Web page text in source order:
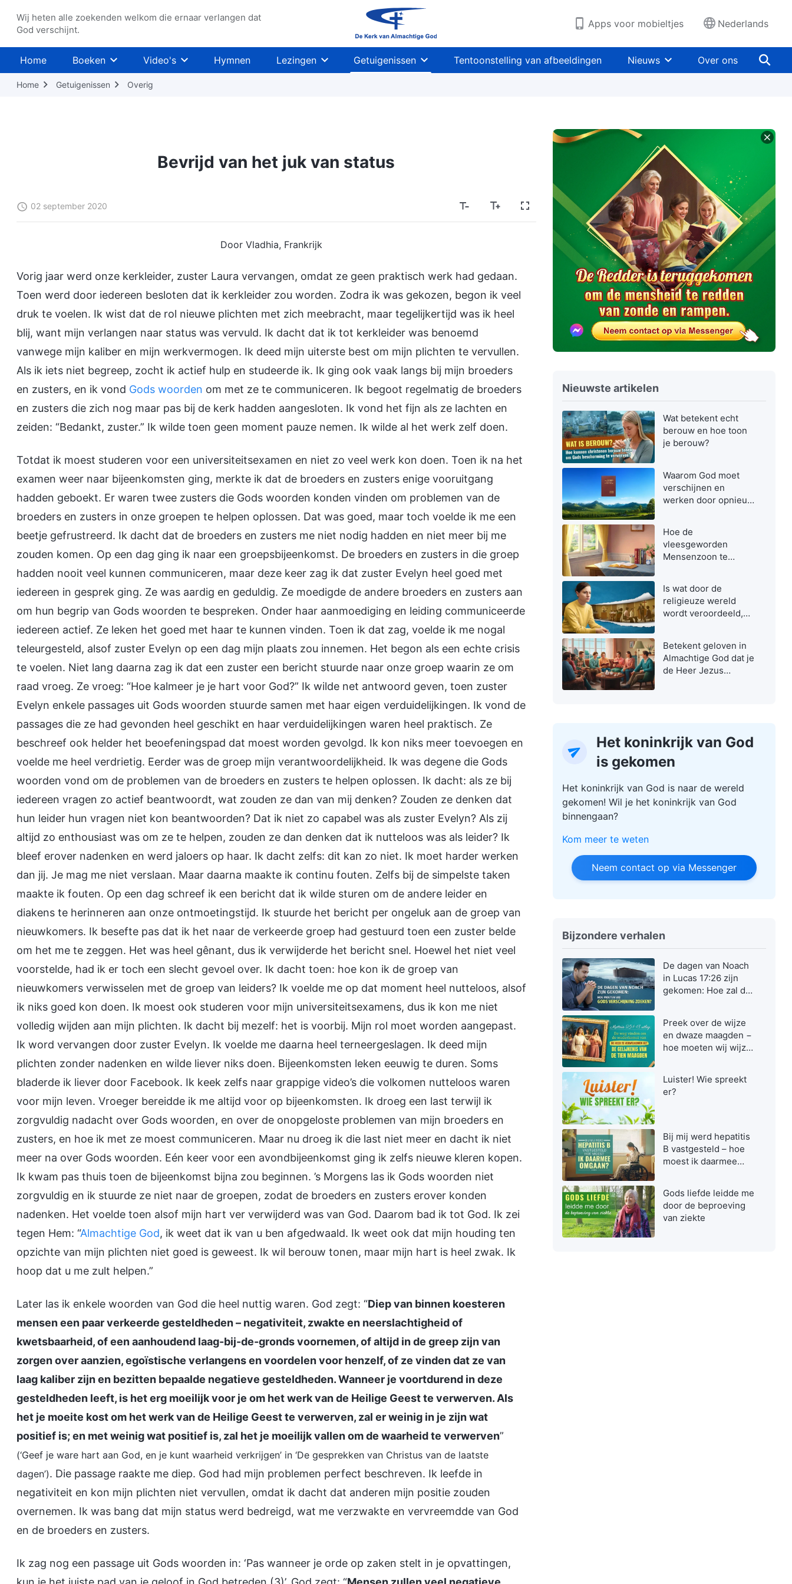
Wij heten alle zoekenden welkom die ernaar verlangen dat
God verschijnt.
Apps voor mobieltjes Nederlands
Home Boeken Video's Hymnen Lezingen Getuigenissen Tentoonstelling van afbeeldingen Nieuws Over ons
Home Getuigenissen Overig
Bevrijd van het juk van status
02 september 2020
Door Vladhia, Frankrijk
Vorig jaar werd onze kerkleider, zuster Laura vervangen, omdat ze geen praktisch werk had gedaan.
Toen werd door iedereen besloten dat ik kerkleider zou worden. Zodra ik was gekozen, begon ik veel
druk te voelen. Ik wist dat de rol nieuwe plichten met zich meebracht, maar tegelijkertijd was ik heel
blij, want mijn verlangen naar status was vervuld. Ik dacht dat ik tot kerkleider was benoemd
vanwege mijn kaliber en mijn werkvermogen. Ik deed mijn uiterste best om mijn plichten te vervullen.
Als ik iets niet begreep, zocht ik actief hulp en studeerde ik. Ik ging ook vaak langs bij mijn broeders
en zusters, en ik vond Gods woorden om met ze te communiceren. Ik begoot regelmatig de broeders
en zusters die zich nog maar pas bij de kerk hadden aangesloten. Ik vond het fijn als ze lachten en
zeiden: “Bedankt, zuster.” Ik wilde toen geen moment pauze nemen. Ik wilde al het werk zelf doen.
Totdat ik moest studeren voor een universiteitsexamen en niet zo veel werk kon doen. Toen ik na het
examen weer naar bijeenkomsten ging, merkte ik dat de broeders en zusters enige vooruitgang
hadden geboekt. Er waren twee zusters die Gods woorden konden vinden om problemen van de
broeders en zusters in onze groepen te helpen oplossen. Dat was goed, maar toch voelde ik me een
beetje gefrustreerd. Ik dacht dat de broeders en zusters me niet nodig hadden en niet meer bij me
zouden komen. Op een dag ging ik naar een groepsbijeenkomst. De broeders en zusters in die groep
hadden nooit veel kunnen communiceren, maar deze keer zag ik dat zuster Evelyn heel goed met
iedereen in gesprek ging. Ze was aardig en geduldig. Ze moedigde de andere broeders en zusters aan
om hun begrip van Gods woorden te bespreken. Onder haar aanmoediging en leiding communiceerde
iedereen actief. Ze leken het goed met haar te kunnen vinden. Toen ik dat zag, voelde ik me nogal
teleurgesteld, alsof zuster Evelyn op een dag mijn plaats zou innemen. Het begon als een echte crisis
te voelen. Niet lang daarna zag ik dat een zuster een bericht stuurde naar onze groep waarin ze om
raad vroeg. Ze vroeg: “Hoe kalmeer je je hart voor God?” Ik wilde net antwoord geven, toen zuster
Evelyn enkele passages uit Gods woorden stuurde samen met haar eigen verduidelijkingen. Ik vond de
passages die ze had gevonden heel geschikt en haar verduidelijkingen waren heel praktisch. Ze
beschreef ook helder het beoefeningspad dat moest worden gevolgd. Ik kon niks meer toevoegen en
voelde me heel verdrietig. Eerder was de groep mijn verantwoordelijkheid. Ik was degene die Gods
woorden vond om de problemen van de broeders en zusters te helpen oplossen. Ik dacht: als ze bij
iedereen vragen zo actief beantwoordt, wat zouden ze dan van mij denken? Zouden ze denken dat
hun leider hun vragen niet kon beantwoorden? Dat ik niet zo capabel was als zuster Evelyn? Als zij
altijd zo enthousiast was om ze te helpen, zouden ze dan denken dat ik nutteloos was als leider? Ik
bleef erover nadenken en werd jaloers op haar. Ik dacht zelfs: dit kan zo niet. Ik moet harder werken
dan jij. Je mag me niet verslaan. Maar daarna maakte ik continu fouten. Zelfs bij de simpelste taken
maakte ik fouten. Op een dag schreef ik een bericht dat ik wilde sturen om de andere leider en
diakens te herinneren aan onze ontmoetingstijd. Ik stuurde het bericht per ongeluk aan de groep van
nieuwkomers. Ik besefte pas dat ik het naar de verkeerde groep had gestuurd toen een zuster belde
om het me te zeggen. Het was heel gênant, dus ik verwijderde het bericht snel. Hoewel het niet veel
voorstelde, had ik er toch een slecht gevoel over. Ik dacht toen: hoe kon ik de groep van
nieuwkomers verwisselen met de groep van leiders? Ik voelde me op dat moment heel nutteloos, alsof
ik niks goed kon doen. Ik moest ook studeren voor mijn universiteitsexamens, dus ik kon me niet
volledig wijden aan mijn plichten. Ik dacht bij mezelf: het is voorbij. Mijn rol moet worden aangepast.
Ik word vervangen door zuster Evelyn. Ik voelde me daarna heel terneergeslagen. Ik deed mijn
plichten zonder nadenken en wilde liever niks doen. Bijeenkomsten leken eeuwig te duren. Soms
bladerde ik liever door Facebook. Ik keek zelfs naar grappige video’s die volkomen nutteloos waren
voor mijn leven. Vroeger bereidde ik me altijd voor op bijeenkomsten. Ik droeg een last terwijl ik
zorgvuldig nadacht over Gods woorden, en over de onopgeloste problemen van mijn broeders en
zusters, en hoe ik met ze moest communiceren. Maar nu droeg ik die last niet meer en dacht ik niet
meer na over Gods woorden. Eén keer voor een avondbijeenkomst ging ik zelfs nieuwe kleren kopen.
Ik kwam pas thuis toen de bijeenkomst bijna zou beginnen. ’s Morgens las ik Gods woorden niet
zorgvuldig en ik stuurde ze niet naar de groepen, zodat de broeders en zusters erover konden
nadenken. Het voelde toen alsof mijn hart ver verwijderd was van God. Daarom bad ik tot God. Ik zei
tegen Hem: “Almachtige God, ik weet dat ik van u ben afgedwaald. Ik weet ook dat mijn houding ten
opzichte van mijn plichten niet goed is geweest. Ik wil berouw tonen, maar mijn hart is heel zwak. Ik
hoop dat u me zult helpen.”
Later las ik enkele woorden van God die heel nuttig waren. God zegt: “Diep van binnen koesteren
mensen een paar verkeerde gesteldheden – negativiteit, zwakte en neerslachtigheid of
kwetsbaarheid, of een aanhoudend laag-bij-de-gronds voornemen, of altijd in de greep zijn van
zorgen over aanzien, egoïstische verlangens en voordelen voor henzelf, of ze vinden dat ze van
laag kaliber zijn en bezitten bepaalde negatieve gesteldheden. Wanneer je voortdurend in deze
gesteldheden leeft, is het erg moeilijk voor je om het werk van de Heilige Geest te verwerven. Als
het je moeite kost om het werk van de Heilige Geest te verwerven, zal er weinig in je zijn wat
positief is; en met weinig wat positief is, zal het je moeilijk vallen om de waarheid te verwerven”
(‘Geef je ware hart aan God, en je kunt waarheid verkrijgen’ in ‘De gesprekken van Christus van de laatste
dagen’). Die passage raakte me diep. God had mijn problemen perfect beschreven. Ik leefde in
negativiteit en kon mijn plichten niet vervullen, omdat ik dacht dat anderen mijn positie zouden
overnemen. Ik was bang dat mijn status werd bedreigd, wat me verzwakte en vervreemdde van God
en de broeders en zusters.
Ik zag nog een passage uit Gods woorden in: ‘Pas wanneer je orde op zaken stelt in je opvattingen,
Nieuwste artikelen
Wat betekent echt
berouw en hoe toon
je berouw?
Waarom God moet
verschijnen en
werken door opnieuw
Hoe de
vleesgeworden
Mensenzoon te
Is wat door de
religieuze wereld
wordt veroordeeld,
Betekent geloven in
Almachtige God dat je
de Heer Jezus
Het koninkrijk van God
is gekomen
Het koninkrijk van God is naar de wereld
gekomen! Wil je het koninkrijk van God
binnengaan?
Kom meer te weten
Neem contact op via Messenger
Bijzondere verhalen
De dagen van Noach
in Lucas 17:26 zijn
gekomen: Hoe zal de
werken?
Preek over de wijze
en dwaze maagden −
hoe moeten wij wijze
Heer
Luister! Wie spreekt
er?
Bij mij werd hepatitis
B vastgesteld – hoe
moest ik daarmee
Gods liefde leidde me
door de beproeving
van ziekte